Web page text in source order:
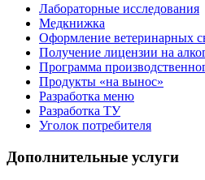
Лабораторные исследования
Медкнижка
Оформление ветеринарных
Получение лицензии на
Программа
Продукты «на вынос»
Разработка меню
Разработка ТУ
Уголок потребителя
Дополнительные услуги